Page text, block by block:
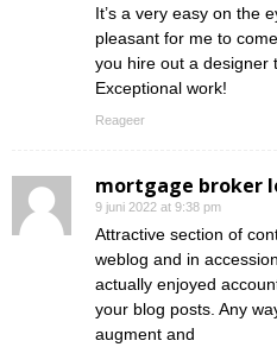
It’s a very easy on the
pleasant for me to
you hire out a designer
Exceptional work!
Reageer
mortgage broker
9 juni 2022 at 9:38 pm
Attractive section of
weblog and in
actually enjoyed
your blog posts. Any
augment and